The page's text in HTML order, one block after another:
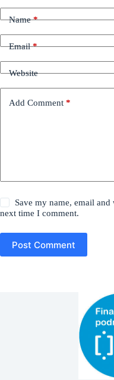
Name*
Email*
Website
Add Comment *
Save my name, email
next time I comment.
Post Comment